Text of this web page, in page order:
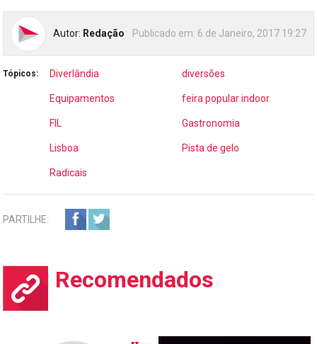
Autor: Redação Publicado em: 6 de Janeiro, 2017 19:27
Tópicos: Diverlândia diversões
Equipamentos feira popular indoor
FIL Gastronomia
Lisboa Pista de gelo
Radicais
PARTILHE:
Recomendados